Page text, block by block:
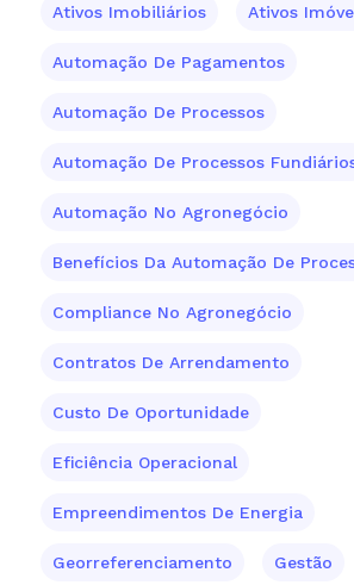
Ativos Imobiliários Ativos
Automação De Pagamentos
Automação De Processos
Automação De Processos
Automação No Agronegócio
Benefícios Da Automação De
Compliance No Agronegócio
Contratos De Arrendamento
Custo De Oportunidade
Eficiência Operacional
Empreendimentos De Energia
Georreferenciamento Gestão